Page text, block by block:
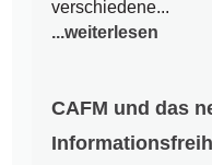
verschiedene...
...weiterlesen
CAFM und das